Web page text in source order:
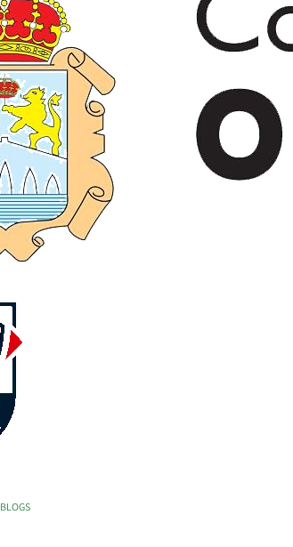
BLOGS